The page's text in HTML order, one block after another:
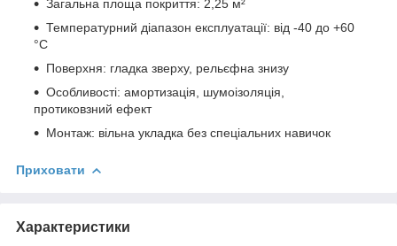
Загальна площа покриття: 2,25 м²
Температурний діапазон експлуатації: від -40 до +60
°C
Поверхня: гладка зверху, рельєфна знизу
Особливості: амортизація, шумоізоляція,
протиковзний ефект
Монтаж: вільна укладка без спеціальних навичок
Приховати
Характеристики